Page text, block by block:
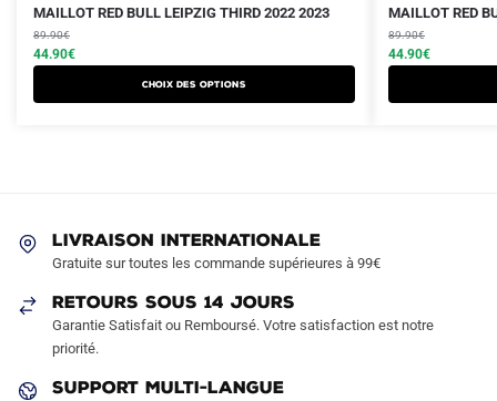
MAILLOT RED BULL LEIPZIG THIRD 2022 2023
89.90€
Le
prix
initial
était :
44.90€
Le
prix
actuel
est :
Choix des options
Ce
produit
a
choisies
la
page
produit
MAILLOT RED
89.90€
Le
prix
initial
était :
44.90€
Le
prix
actuel
est :
Ce
produit
a
page
LIVRAISON INTERNATIONALE
Gratuite sur toutes les commande supérieures à 99€
RETOURS SOUS 14 JOURS
Garantie Satisfait ou Remboursé. Votre satisfaction est notre
priorité.
SUPPORT MULTI-LANGUE